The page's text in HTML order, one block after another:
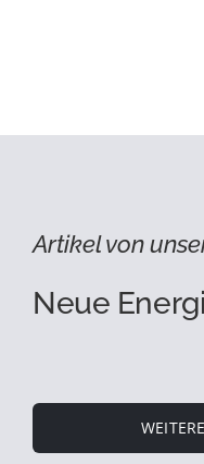
Artikel von
Neue